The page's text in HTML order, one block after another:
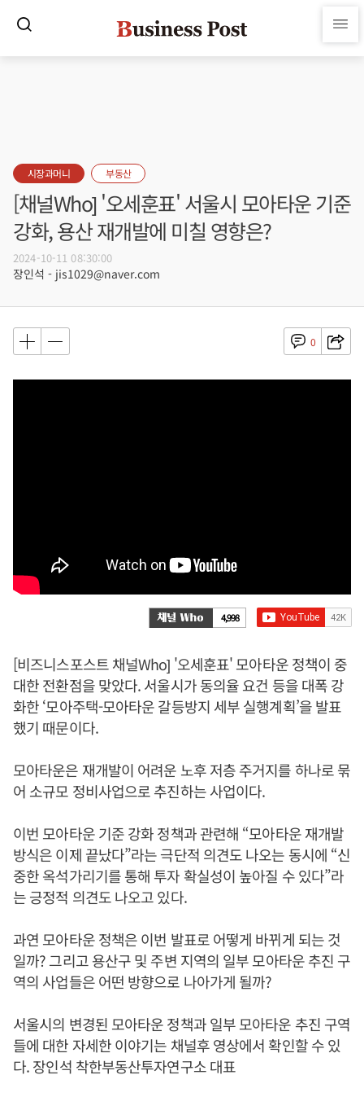
시장과머니 부동산
[채널Who] '오세훈표' 서울시 모아타운 기준
강화, 용산 재개발에 미칠 영향은?
2024-10-11 08:30:00
장인석 - jis1029@naver.com
0
4,998
[비즈니스포스트 채널Who] '오세훈표' 모아타운 정책이 중
대한 전환점을 맞았다. 서울시가 동의율 요건 등을 대폭 강
화한 ‘모아주택-모아타운 갈등방지 세부 실행계획’을 발표
했기 때문이다.
모아타운은 재개발이 어려운 노후 저층 주거지를 하나로 묶
어 소규모 정비사업으로 추진하는 사업이다.
이번 모아타운 기준 강화 정책과 관련해 “모아타운 재개발
방식은 이제 끝났다”라는 극단적 의견도 나오는 동시에 “신
중한 옥석가리기를 통해 투자 확실성이 높아질 수 있다”라
는 긍정적 의견도 나오고 있다.
과연 모아타운 정책은 이번 발표로 어떻게 바뀌게 되는 것
일까? 그리고 용산구 및 주변 지역의 일부 모아타운 추진 구
역의 사업들은 어떤 방향으로 나아가게 될까?
서울시의 변경된 모아타운 정책과 일부 모아타운 추진 구역
들에 대한 자세한 이야기는 채널후 영상에서 확인할 수 있
다. 장인석 착한부동산투자연구소 대표